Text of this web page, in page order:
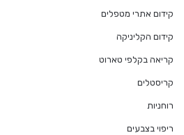
קידום אתרי מטפלים
קידום הקליניקה
קריאה בקלפי טארוט
קריסטלים
רוחניות
ריפוי בצבעים